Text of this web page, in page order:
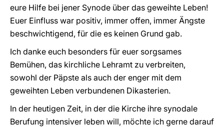
eure Hilfe bei jener Synode über das geweihte Leben!
Euer Einfluss war positiv, immer offen, immer Ängste
beschwichtigend, für die es keinen Grund gab.
Ich danke euch besonders für euer sorgsames
Bemühen, das kirchliche Lehramt zu verbreiten,
sowohl der Päpste als auch der enger mit dem
geweihten Leben verbundenen Dikasterien.
In der heutigen Zeit, in der die Kirche ihre synodale
Berufung intensiver leben will, möchte ich gerne darauf